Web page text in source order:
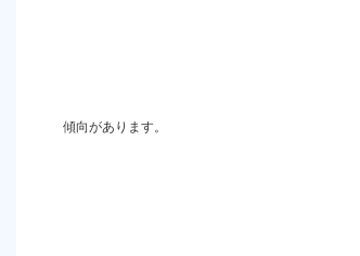
傾向があります。